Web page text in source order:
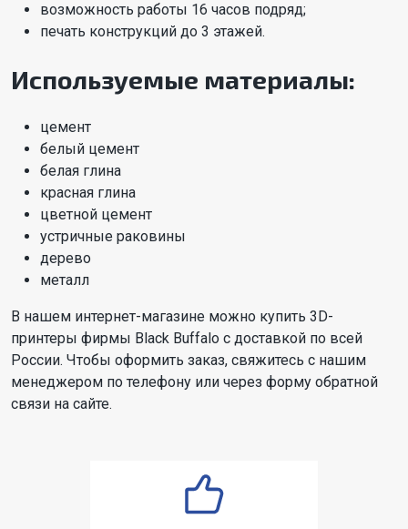
возможность работы 16 часов подряд;
печать конструкций до 3 этажей.
Используемые материалы:
цемент
белый цемент
белая глина
красная глина
цветной цемент
устричные раковины
дерево
металл
В нашем интернет-магазине можно купить 3D-
принтеры фирмы Black Buffalo с доставкой по всей
России. Чтобы оформить заказ, свяжитесь с нашим
менеджером по телефону или через форму обратной
связи на сайте.